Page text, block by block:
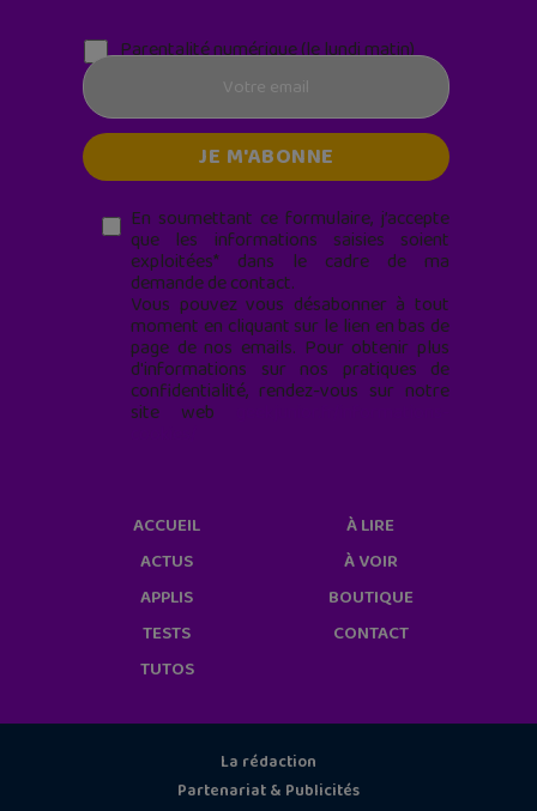
Parentalité numérique (le lundi matin)
En soumettant ce formulaire, j’accepte
que les informations saisies soient
exploitées* dans le cadre de ma
demande de contact.
Vous pouvez vous désabonner à tout
moment en cliquant sur le lien en bas de
page de nos emails. Pour obtenir plus
d'informations sur nos pratiques de
confidentialité, rendez-vous sur notre
site web
ACCUEIL
ACTUS
APPLIS
TESTS
TUTOS
À LIRE
À VOIR
BOUTIQUE
CONTACT
La rédaction
Partenariat & Publicités